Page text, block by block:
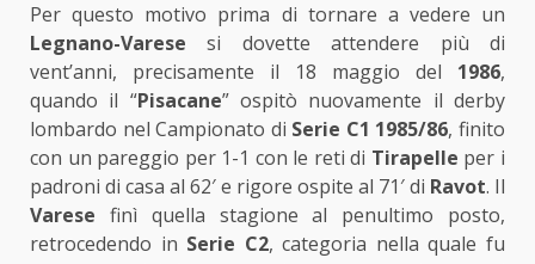
Per questo motivo prima di tornare a vedere un
Legnano-Varese si dovette attendere più di
vent’anni, precisamente il 18 maggio del 1986,
quando il “Pisacane” ospitò nuovamente il derby
lombardo nel Campionato di Serie C1 1985/86, finito
con un pareggio per 1-1 con le reti di Tirapelle per i
padroni di casa al 62′ e rigore ospite al 71′ di Ravot. Il
Varese finì quella stagione al penultimo posto,
retrocedendo in Serie C2, categoria nella quale fu